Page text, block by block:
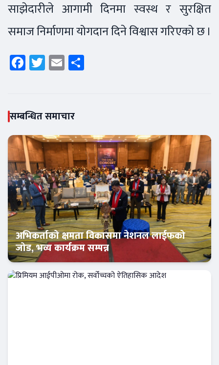
साझेदारीले आगामी दिनमा स्वस्थ र सुरक्षित
समाज निर्माणमा योगदान दिने विश्वास गरिएको छ ।
Facebook
Twitter
Email
सम्बन्धित समाचार
इन्स्योरेन्स
अभिकर्ताको क्षमता विकासमा नेशनल लाईफको
जोड, भव्य कार्यक्रम सम्पन्न